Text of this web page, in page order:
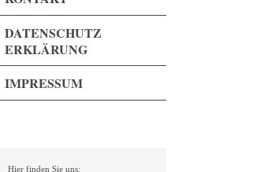
DATENSCHUTZ
ERKLÄRUNG
IMPRESSUM
Hier finden Sie uns: